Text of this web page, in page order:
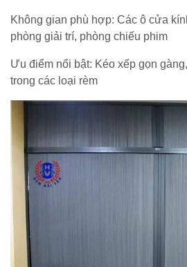
Không gian phù hợp: Các ô cửa
phòng giải trí, phòng chiếu phim
Ưu điểm nổi bật: Kéo xếp gọn
trong các loại rèm